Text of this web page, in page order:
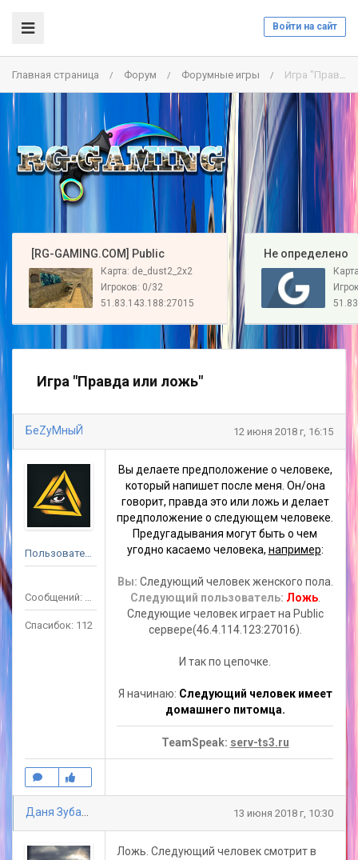
Войти на сайт
Главная страница / Форум / Форумные игры / Игра "Правда или ложь"
️ [RG-GAMING.COM] Public
Карта: de_dust2_2x2
Игроков: 0/32
51.83.143.188:27015
️ Не определено
Игра "Правда или ложь"
БеZyMныЙ 12 июня 2018 г, 16:15
Пользователь
Сообщений: 164
Спасибок: 112
Вы делаете предположение о человеке,
который напишет после меня. Он/она
говорит, правда это или ложь и делает
предположение о следующем человеке.
Предугадывания могут быть о чем
угодно касаемо человека, например:
Вы: Следующий человек женского пола.
Следующий пользователь: Ложь.
Следующие человек играет на Public
сервере(46.4.114.123:27016).
И так по цепочке.
Я начинаю: Следующий человек имеет
домашнего питомца.
TeamSpeak: serv-ts3.ru
13 июня 2018 г, 10:30
Ложь. Следующий человек смотрит в